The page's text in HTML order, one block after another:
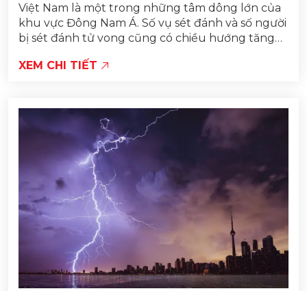
Việt Nam là một trong những tâm dông lớn của
khu vực Đông Nam Á. Số vụ sét đánh và số người
bị sét đánh tử vong cũng có chiều hướng tăng
XEM CHI TIẾT